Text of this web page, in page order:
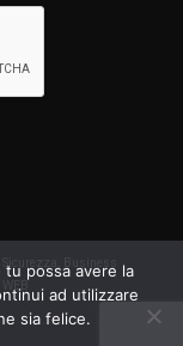
Business
possa avere la
ad utilizzare
sia felice.